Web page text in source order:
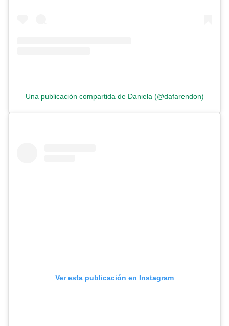
Una publicación compartida de Daniela (@dafarendon)
Ver esta publicación en Instagram